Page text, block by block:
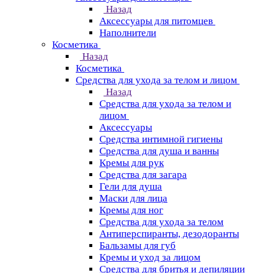
Назад
Аксессуары для питомцев
Наполнители
Косметика
Назад
Косметика
Средства для ухода за телом и лицом
Назад
Средства для ухода за телом и
лицом
Аксессуары
Средства интимной гигиены
Средства для душа и ванны
Кремы для рук
Средства для загара
Гели для душа
Маски для лица
Кремы для ног
Средства для ухода за телом
Антиперспиранты, дезодоранты
Бальзамы для губ
Кремы и уход за лицом
Средства для бритья и депиляции